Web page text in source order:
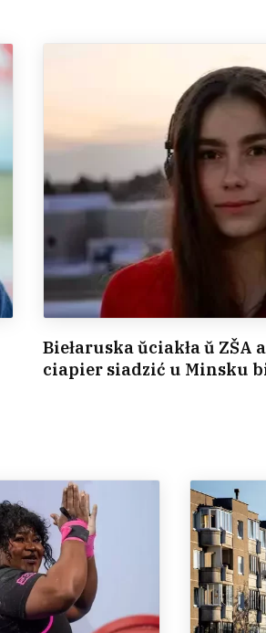
Biełaruska ŭciakła ŭ ZŠA
ciapier siadzić u Minsku